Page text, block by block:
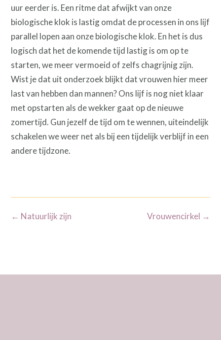
uur eerder is. Een ritme dat afwijkt van onze
biologische klok is lastig omdat de processen in ons lijf
parallel lopen aan onze biologische klok. En het is dus
logisch dat het de komende tijd lastig is om op te
starten, we meer vermoeid of zelfs chagrijnig zijn.
Wist je dat uit onderzoek blijkt dat vrouwen hier meer
last van hebben dan mannen? Ons lijf is nog niet klaar
met opstarten als de wekker gaat op de nieuwe
zomertijd. Gun jezelf de tijd om te wennen, uiteindelijk
schakelen we weer net als bij een tijdelijk verblijf in een
andere tijdzone.
Bericht
Vrouwencirkel →
← Natuurlijk zijn